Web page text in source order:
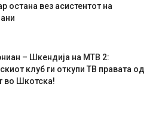
остана вез асистентот на
– Шкендија на МТВ 2:
клуб ги откупи ТВ правата од
во Шкотска!